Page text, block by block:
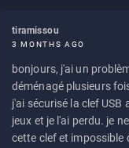
tiramissou
3 MONTHS AGO
bonjours, j'ai un
déménagé plusieurs
j'ai sécurisé la clef USB
jeux et je l'ai perdu. je
cette clef et impossible